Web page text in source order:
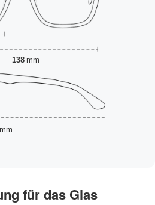
138 mm
mm
für das Glas